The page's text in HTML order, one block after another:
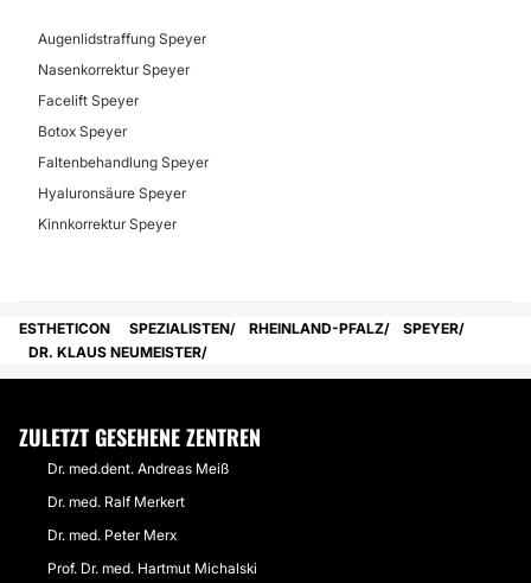
Augenlidstraffung Speyer
Nasenkorrektur Speyer
Facelift Speyer
Botox Speyer
Faltenbehandlung Speyer
Hyaluronsäure Speyer
Kinnkorrektur Speyer
ESTHETICON SPEZIALISTEN RHEINLAND-PFALZ
SPEYER
DR. KLAUS NEUMEISTER
ZULETZT GESEHENE ZENTREN
Dr. med.dent. Andreas Meiß
Dr. med. Ralf Merkert
Dr. med. Peter Merx
Prof. Dr. med. Hartmut Michalski